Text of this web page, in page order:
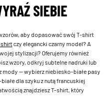
SIEBIE
aby dopasować swój T-shirt
shirtczy elegancki czarny model? A
stylizacji? Oferujemy również
wzory, odkryj subtelne nadruki lub
mody — wybierz niebiesko-białe pasy
dla szyku z nutą francuskiej
znajdziesz T-shirt, który